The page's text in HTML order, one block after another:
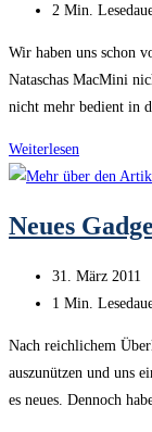
veröffentlicht:
Lesedauer:
2 Min.
Wir haben uns schon
Nataschas MacMini
nicht mehr bedient in
Weiterlesen
MacBook
(2011)
Neues
Beitrag
veröffentlicht:
31. März 2011
Lesedauer:
1 Min.
Nach reichlichem
auszunützen und uns
es neues. Dennoch